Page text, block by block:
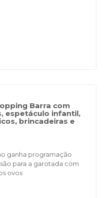
Barra com
espetáculo infantil,
brincadeiras e
ganha programação
para a garotada com
ovos